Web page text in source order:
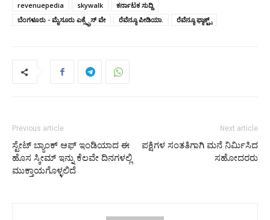
revenuepedia
skywalk
ಕರ್ನಾಟಕ ಸುದ್ದಿ
ಬೆಂಗಳೂರು - ಮೈಸೂರು ಎಕ್ಸ್ಪ್ರೆಸ್ ವೇ
ರೆವೆನ್ಯೂ ಪೀಡಿಯಾ. ರೆವೆನ್ಯೂ ಫ್ಯಾಕ್ಟ್ಸ್
Previous article
ಸ್ಟೇಟ್‌ ಬ್ಯಾಂಕ್‌ ಆಫ್‌ ಇಂಡಿಯಾದ ಈ
ಹೊಸ ಸ್ಕೀಮ್ ಇನ್ನು ಕೆಲವೇ ದಿನಗಳಲ್ಲಿ
ಮುಕ್ತಾಯಗೊಳ್ಳಲಿದೆ
Next article
ಪಕ್ಷಿಗಳ ಸಂತತಿಗಾಗಿ ಮನೆ ನಿರ್ಮಿಸಿದ
ಸಹೋದರರು